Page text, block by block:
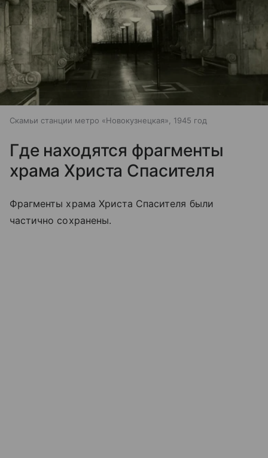
Скамьи станции метро «Новокузнецкая», 1945 год
Где находятся фрагменты
храма Христа Спасителя
Фрагменты храма Христа Спасителя были
частично сохранены.